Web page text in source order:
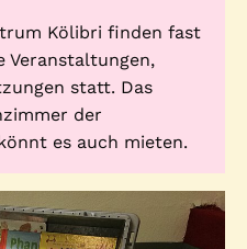
Kölibri finden fast
statt. Das
der
es auch mieten.